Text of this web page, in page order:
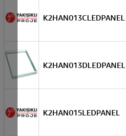
K2HAN013CLEDPANEL
K2HAN013DLEDPANEL
K2HAN015LEDPANEL